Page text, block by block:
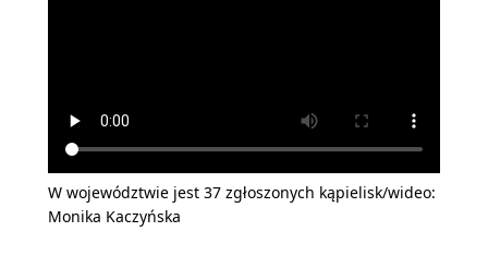
W województwie jest 37 zgłoszonych kąpielisk/wideo:
Monika Kaczyńska